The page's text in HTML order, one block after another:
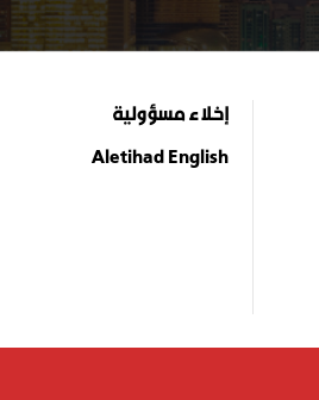
إخلاء مسؤولية
Aletihad English